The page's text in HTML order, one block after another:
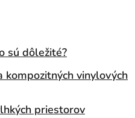
sú dôležité?
kompozitných vinylových
priestorov